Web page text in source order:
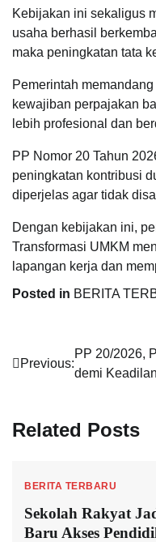
Kebijakan ini sekaligus
usaha berhasil
maka peningkatan tata
Pemerintah
kewajiban perpajakan
lebih profesional dan
PP Nomor 20 Tahun
peningkatan kontribusi
diperjelas agar tidak
Dengan kebijakan ini,
Transformasi UMKM
lapangan kerja dan
Posted in BERITA
Navigasi
Previous:
PP 20/2026,
demi
Related Posts
BERITA TERBARU
Sekolah Rakyat
Baru Akses